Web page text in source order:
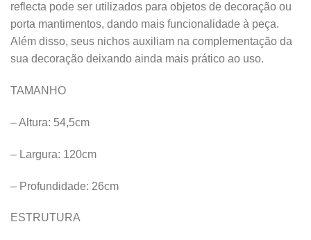
reflecta pode ser utilizados para objetos de decoração ou
porta mantimentos, dando mais funcionalidade à peça.
Além disso, seus nichos auxiliam na complementação da
sua decoração deixando ainda mais prático ao uso.
TAMANHO
– Altura: 54,5cm
– Largura: 120cm
– Profundidade: 26cm
ESTRUTURA